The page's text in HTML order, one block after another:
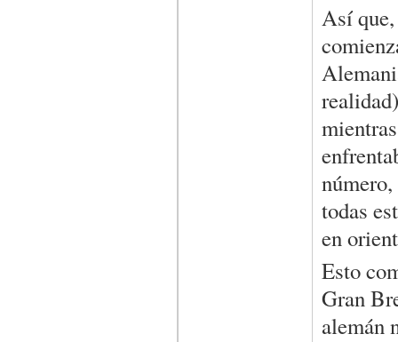
Así que,
todas
en
Esto
Gran
alemán